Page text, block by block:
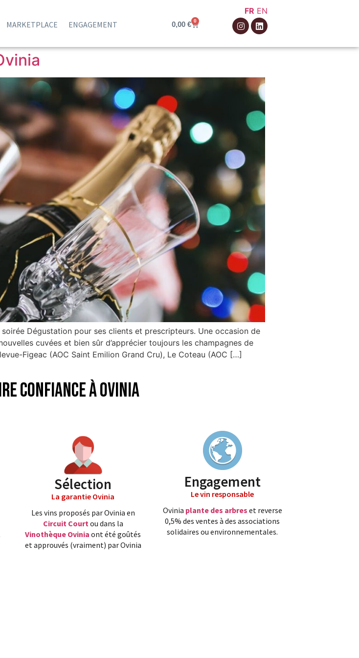
MARKETPLACE ENGAGEMENT 0,00€ 0
FR EN
Dégustation pour ses clients et prescripteurs. Une occasion de
cuvées et bien sûr d’apprécier toujours les champagnes de
Figeac (AOC Saint Emilion Grand Cru), Le Coteau (AOC […]
confiance à Ovinia
Sélection
La garantie Ovinia
Les vins proposés par Ovinia en
Circuit Courtou dans la
Vinothèque Ovinia ont été goûtés
et approuvés (vraiment) par Ovinia
Engagement
Le vin responsable
Ovinia plante des arbres et reverse
0,5% des ventes à des associations
solidaires ou environnementales.